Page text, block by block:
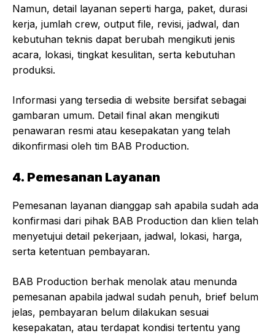
Namun, detail layanan seperti harga, paket, durasi
kerja, jumlah crew, output file, revisi, jadwal, dan
kebutuhan teknis dapat berubah mengikuti jenis
acara, lokasi, tingkat kesulitan, serta kebutuhan
produksi.
Informasi yang tersedia di website bersifat sebagai
gambaran umum. Detail final akan mengikuti
penawaran resmi atau kesepakatan yang telah
dikonfirmasi oleh tim BAB Production.
4. Pemesanan Layanan
Pemesanan layanan dianggap sah apabila sudah ada
konfirmasi dari pihak BAB Production dan klien telah
menyetujui detail pekerjaan, jadwal, lokasi, harga,
serta ketentuan pembayaran.
BAB Production berhak menolak atau menunda
pemesanan apabila jadwal sudah penuh, brief belum
jelas, pembayaran belum dilakukan sesuai
kesepakatan, atau terdapat kondisi tertentu yang